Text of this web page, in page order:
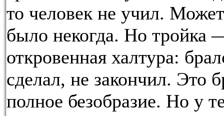
то человек не учил.
было некогда. Но тройка
откровенная халтура:
сделал, не закончил. Это
полное безобразие. Но у